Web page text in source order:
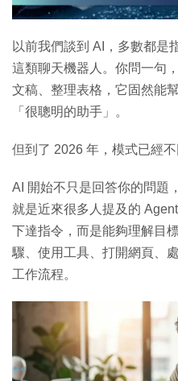
以前我們談到 AI，多數都是
這類聊天機器人。你問一句
文稿、整理表格，它固然能
「很聰明的助手」。
但到了 2026 年，模式已經不
AI 開始不只是回答你的問題
就是近來很多人提及的
下達指令，而是能夠理解目
驟、使用工具、打開網頁、
工作流程。